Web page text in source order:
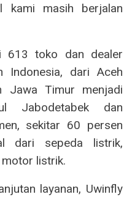
kami masih berjalan
613 toko dan dealer
Indonesia, dari Aceh
Jawa Timur menjadi
Jabodetabek dan
sekitar 60 persen
dari sepeda listrik,
listrik.
layanan, Uwinfly